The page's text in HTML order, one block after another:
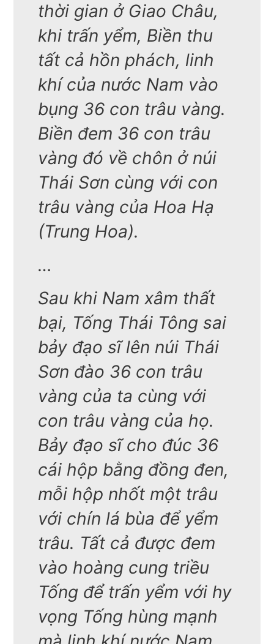
thời gian ở Giao Châu,
khi trấn yểm, Biền thu
tất cả hồn phách, linh
khí của nước Nam vào
bụng 36 con trâu vàng.
Biền đem 36 con trâu
vàng đó về chôn ở núi
Thái Sơn cùng với con
trâu vàng của Hoa Hạ
(Trung Hoa).
…
Sau khi Nam xâm thất
bại, Tống Thái Tông sai
bảy đạo sĩ lên núi Thái
Sơn đào 36 con trâu
vàng của ta cùng với
con trâu vàng của họ.
Bảy đạo sĩ cho đúc 36
cái hộp bằng đồng đen,
mỗi hộp nhốt một trâu
với chín lá bùa để yểm
trâu. Tất cả được đem
vào hoàng cung triều
Tống để trấn yểm với hy
vọng Tống hùng mạnh